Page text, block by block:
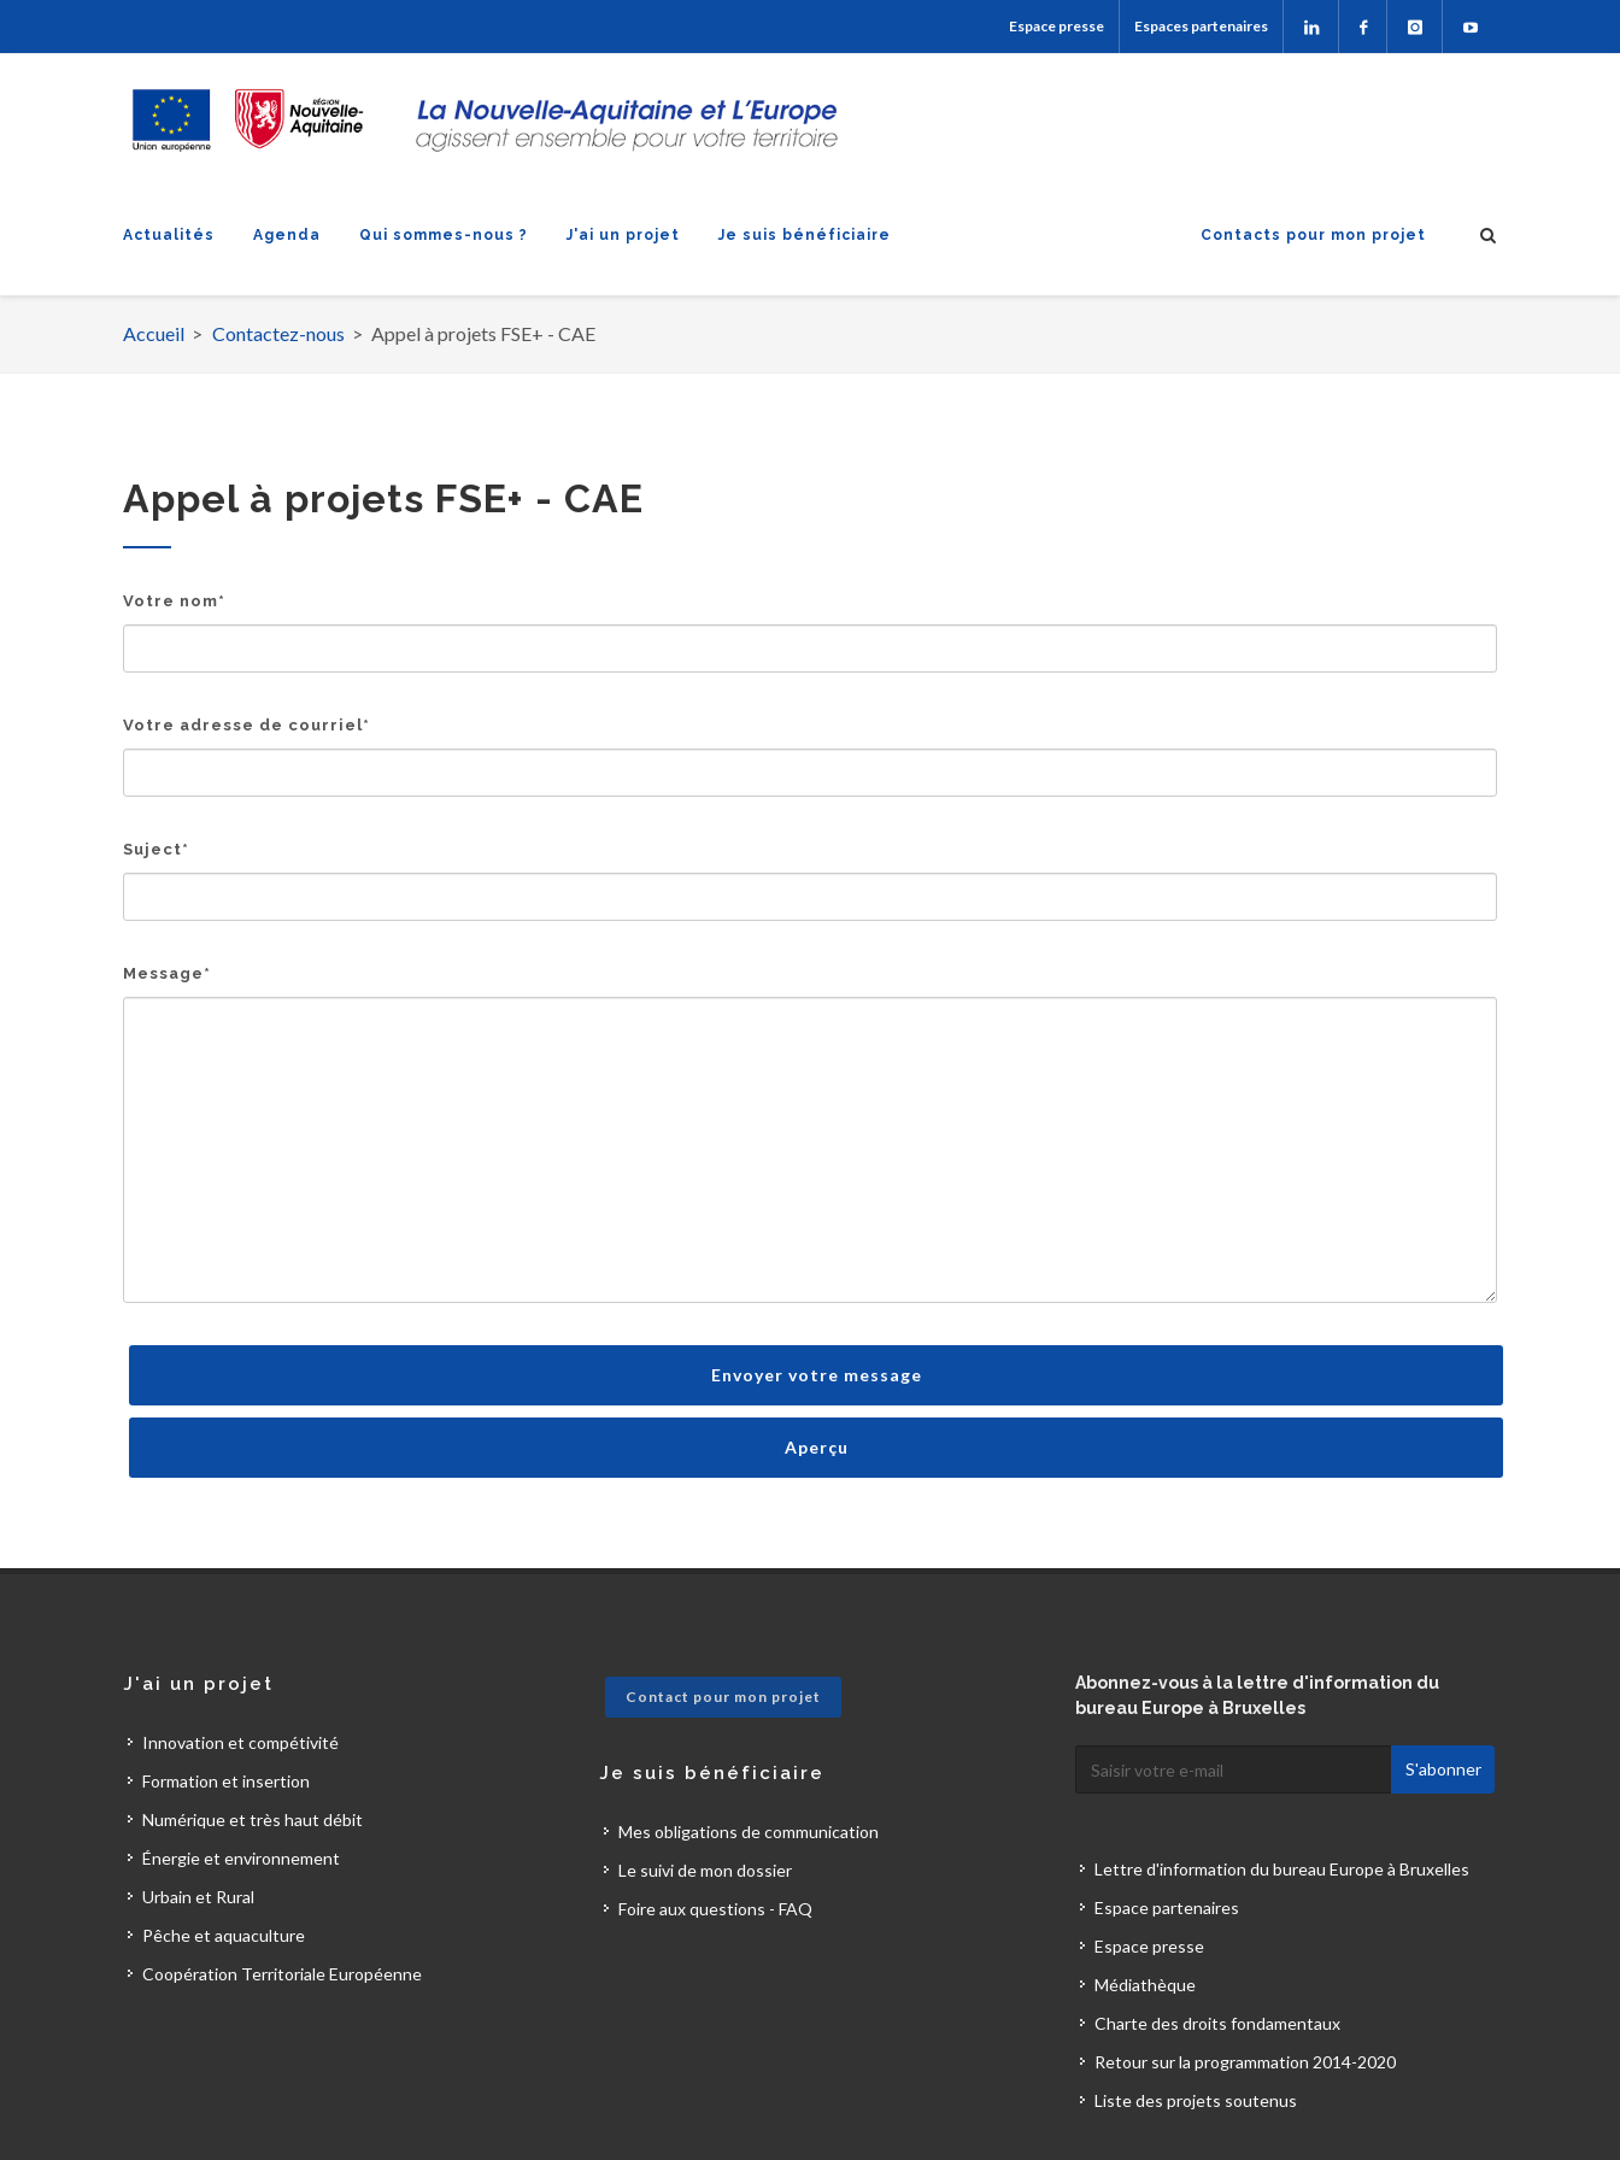
Espace presse Espaces partenaires
Actualités Agenda Qui sommes-nous ? J'ai un projet Je suis bénéficiaire Contacts pour mon projet
Fil
Accueil Contactez-nous Appel à projets FSE+ - CAE
Appel à projets FSE+ - CAE
Votre nom*
Votre adresse de courriel*
Suject*
Message *
J'ai un projet
Innovation et compétivité
Formation et insertion
Numérique et très haut débit
Énergie et environnement
Urbain et Rural
Pêche et aquaculture
Coopération Territoriale Européenne
Contact pour mon projet
Je suis bénéficiaire
Mes obligations de communication
Le suivi de mon dossier
Foire aux questions - FAQ
Abonnez-vous à la lettre d'information du
bureau Europe à Bruxelles
Lettre d'information du bureau Europe à Bruxelles
Espace partenaires
Espace presse
Médiathèque
Charte des droits fondamentaux
Retour sur la programmation 2014-2020
Liste des projets soutenus